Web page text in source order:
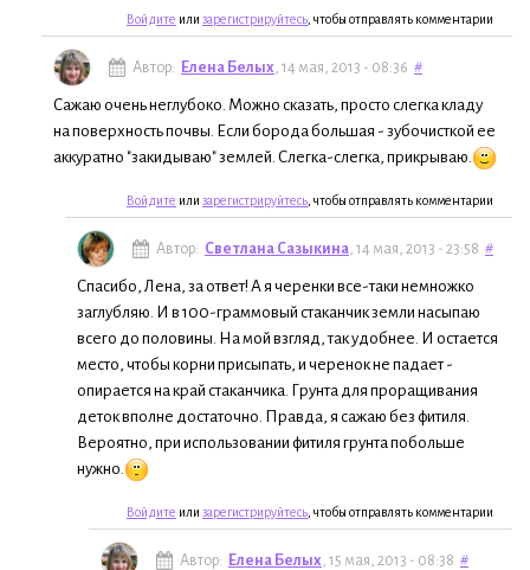
Войдите или зарегистрируйтесь , чтобы отправлять комментарии
Автор: Елена Белых, 14 мая, 2013 - 08:36 #
Сажаю очень неглубоко. Можно сказать, просто слегка кладу
на поверхность почвы. Если борода большая - зубочисткой ее
аккуратно "закидываю" землей. Слегка-слегка, прикрываю.
Войдите или зарегистрируйтесь , чтобы отправлять комментарии
Автор: Светлана Сазыкина, 14 мая, 2013 - 23:58 #
Спасибо, Лена, за ответ! А я черенки все-таки немножко
заглубляю. И в 100-граммовый стаканчик земли насыпаю
всего до половины. На мой взгляд, так удобнее. И остается
место, чтобы корни присыпать, и черенок не падает -
опирается на край стаканчика. Грунта для проращивания
деток вполне достаточно. Правда, я сажаю без фитиля.
Вероятно, при использовании фитиля грунта побольше
нужно.
Войдите или зарегистрируйтесь , чтобы отправлять комментарии
Автор: Елена Белых, 15 мая, 2013 - 08:38 #